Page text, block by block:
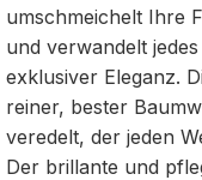
umschmeichelt Ihre
und verwandelt
exklusiver Eleganz.
reiner, bester
veredelt, der jeden
Der brillante und